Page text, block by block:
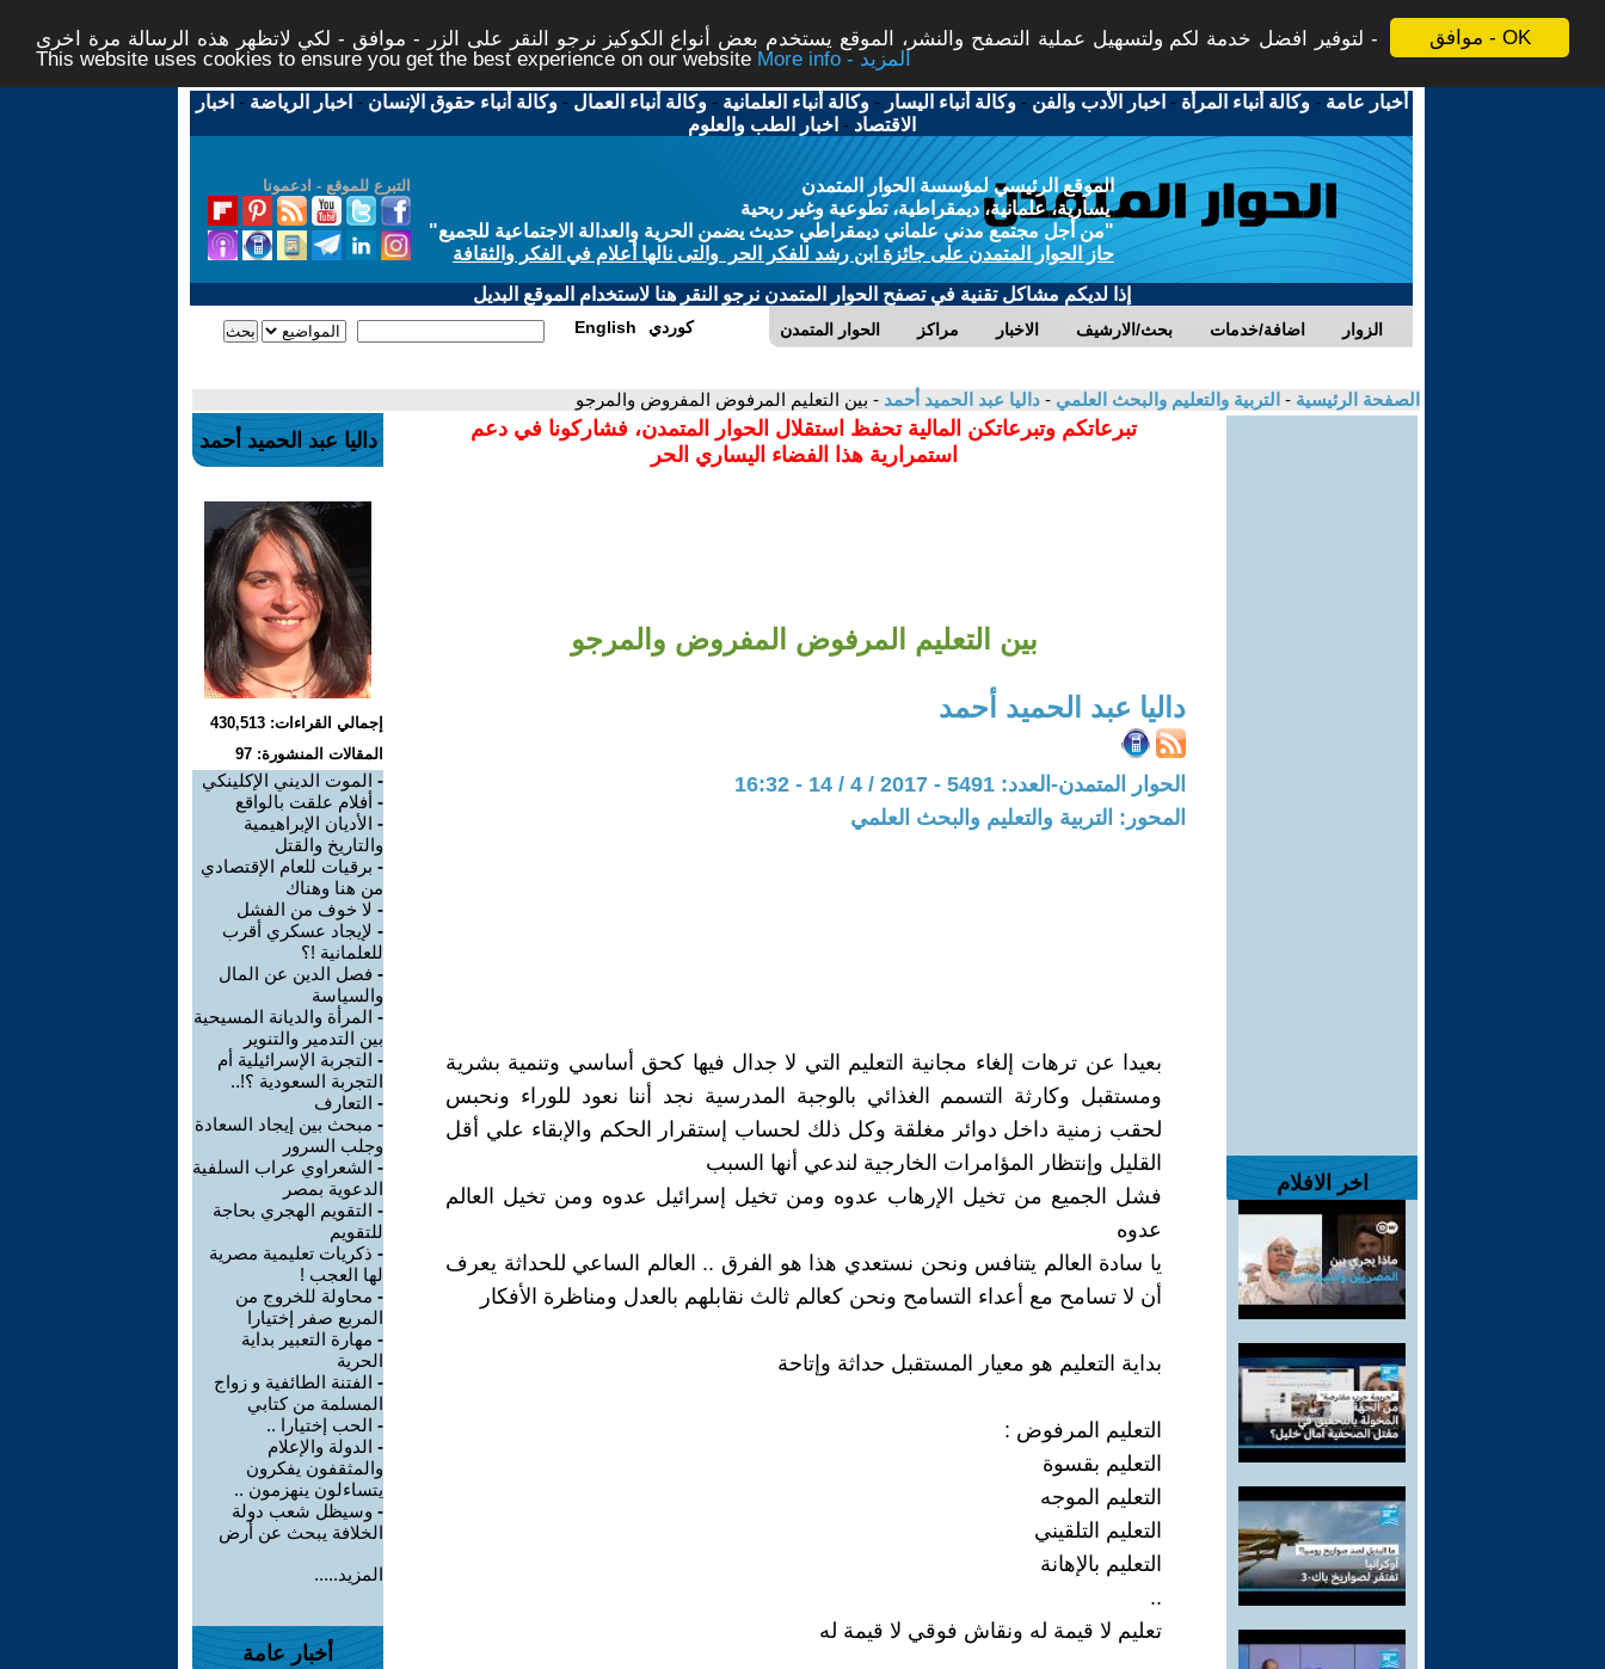
موافق - OK
لتوفير افضل خدمة لكم ولتسهيل عملية التصفح والنشر، الموقع يستخدم بعض أنواع الكوكيز نرجو النقر على الزر - موافق - لكي لاتظهر هذه الرسالة مرة اخرى -
This website uses cookies to ensure you get the best experience on our website
More info - المزيد
أخبار عامة -وكالة أنباء المرأة - اخبار الأدب والفن -وكالة أنباء اليسار -وكالة أنباء العلمانية -وكالة أنباء العمال -وكالة أنباء حقوق الإنسان - اخبار الرياضة - اخبار
الاقتصاد - اخبار الطب والعلوم
التبرع للموقع - ادعمونا
الموقع الرئيسي لمؤسسة الحوار المتمدن
يسارية، علمانية، ديمقراطية، تطوعية وغير ربحية
"من أجل مجتمع مدني علماني ديمقراطي حديث يضمن الحرية والعدالة الاجتماعية للجميع"
حاز الحوار المتمدن على جائزة ابن رشد للفكر الحر والتى نالها أعلام في الفكر والثقافة
إذا لديكم مشاكل تقنية في تصفح الحوار المتمدن نرجو النقر هنا لاستخدام الموقع البديل
الحوار المتمدن مراكز الاخبار بحث/الارشيف اضافة/خدمات الزوار English كوردي
الصفحة الرئيسية - التربية والتعليم والبحث العلمي - داليا عبد الحميد أحمد - بين التعليم المرفوض المفروض والمرجو
اخر الافلام
تبرعاتكم وتبرعاتكن المالية تحفظ استقلال الحوار المتمدن، فشاركونا في دعم
استمرارية هذا الفضاء اليساري الحر
بين التعليم المرفوض المفروض والمرجو
داليا عبد الحميد أحمد
الحوار المتمدن-العدد: 5491 - 2017 / 4 / 14 - 16:32
المحور: التربية والتعليم والبحث العلمي
بعيدا عن ترهات إلغاء مجانية التعليم التي لا جدال فيها كحق أساسي وتنمية بشرية
ومستقبل وكارثة التسمم الغذائي بالوجبة المدرسية نجد أننا نعود للوراء ونحبس
لحقب زمنية داخل دوائر مغلقة وكل ذلك لحساب إستقرار الحكم والإبقاء علي أقل
القليل وإنتظار المؤامرات الخارجية لندعي أنها السبب
فشل الجميع من تخيل الإرهاب عدوه ومن تخيل إسرائيل عدوه ومن تخيل العالم
عدوه
يا سادة العالم يتنافس ونحن نستعدي هذا هو الفرق .. العالم الساعي للحداثة يعرف
أن لا تسامح مع أعداء التسامح ونحن كعالم ثالث نقابلهم بالعدل ومناظرة الأفكار
بداية التعليم هو معيار المستقبل حداثة وإتاحة
التعليم المرفوض :
التعليم بقسوة
التعليم الموجه
التعليم التلقيني
التعليم بالإهانة
..
تعليم لا قيمة له ونقاش فوقي لا قيمة له
داليا عبد الحميد أحمد
إجمالي القراءات: 430,513
المقالات المنشورة: 97
- الموت الديني الإكلينكي
- أفلام علقت بالواقع
- الأديان الإبراهيمية
والتاريخ والقتل
- برقيات للعام الإقتصادي
من هنا وهناك
- لا خوف من الفشل
- لإيجاد عسكري أقرب
للعلمانية !؟
- فصل الدين عن المال
والسياسة
- المرأة والديانة المسيحية
بين التدمير والتنوير
- التجربة الإسرائيلية أم
التجربة السعودية ؟!..
- التعارف
- مبحث بين إيجاد السعادة
وجلب السرور
- الشعراوي عراب السلفية
الدعوية بمصر
- التقويم الهجري بحاجة
للتقويم
- ذكريات تعليمية مصرية
لها العجب !
- محاولة للخروج من
المربع صفر إختيارا
- مهارة التعبير بداية
الحرية
- الفتنة الطائفية و زواج
المسلمة من كتابي
- الحب إختيارا ..
- الدولة والإعلام
والمثقفون يفكرون
يتساءلون ينهزمون ..
- وسيظل شعب دولة
الخلافة يبحث عن أرض
المزيد.....
أخبار عامة